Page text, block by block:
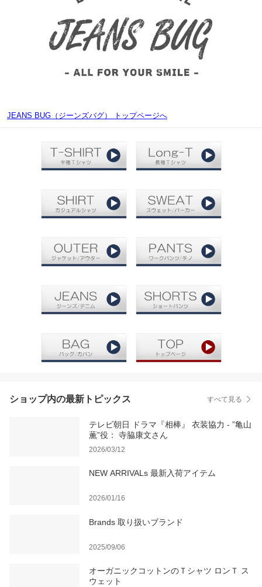
JEANS BUG（ジーンズバグ） トップページへ
ショップ内の最新トピックス すべて見る
テレビ朝日 ドラマ『相棒』 衣装協力 - ”亀山
薫”役： 寺脇康文さん
2026/03/12
NEW ARRIVALs 最新入荷アイテム
2026/01/16
Brands 取り扱いブランド
2025/09/06
オーガニックコットンのＴシャツ ロンＴ ス
ウェット